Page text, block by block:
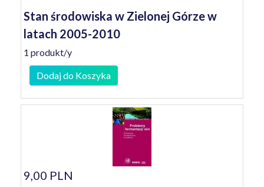
Stan środowiska w Zielonej Górze w
latach 2005-2010
1 produkt/y
Dodaj do Koszyka
9,00 PLN